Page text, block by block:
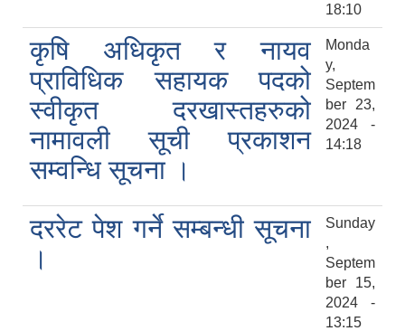
18:10
कृषि अधिकृत र नायव
प्राविधिक सहायक पदको
स्वीकृत दरखास्तहरुको
नामावली सूची प्रकाशन
सम्वन्धि सूचना ।
Monda
y,
Septem
ber 23,
2024 -
14:18
दररेट पेश गर्ने सम्बन्धी सूचना
।
Sunday
,
Septem
ber 15,
2024 -
13:15